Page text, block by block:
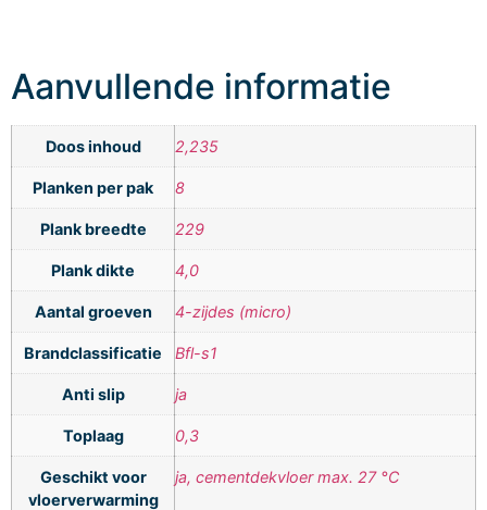
Aanvullende informatie
Doos inhoud 2,235
Planken per pak 8
Plank breedte 229
Plank dikte 4,0
Aantal groeven 4-zijdes (micro)
Brandclassificatie Bfl-s1
Anti slip ja
Toplaag 0,3
Geschikt voor
vloerverwarming
ja, cementdekvloer max. 27 °C